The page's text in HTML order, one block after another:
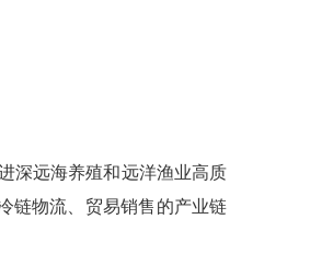
深远海养殖和远洋渔业高质
链物流、贸易销售的产业链